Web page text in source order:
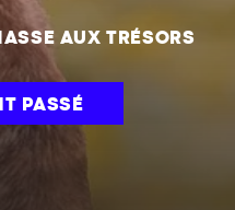
AUX TRÉSORS
PASSÉ